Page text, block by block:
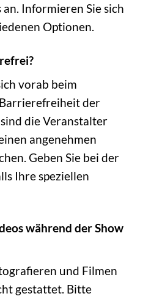
Informieren Sie sich
Optionen.
vorab beim
der
die Veranstalter
angenehmen
Geben Sie bei der
Ihre speziellen
während der Show
und Filmen
gestattet. Bitte